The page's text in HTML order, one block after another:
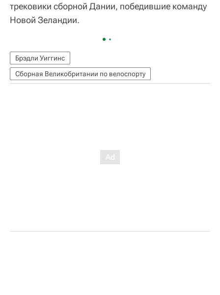
трековики сборной Дании, победившие команду
Новой Зеландии.
Брэдли Уиггинс
Сборная Великобритании по велоспорту